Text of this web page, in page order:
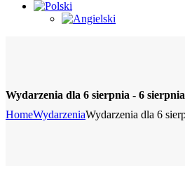
Wydarzenia dla 6 sierpnia - 6 sierpnia
HomeWydarzeniaWydarzenia dla 6